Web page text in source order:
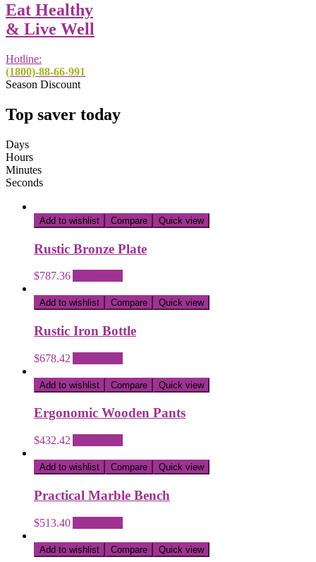
Eat Healthy
& Live Well
Hotline:
(1800)-88-66-991
Season Discount
Top saver today
Days
Hours
Minutes
Seconds
Add to wishlist Compare Quick view
Rustic Bronze Plate
$787.36
Add to wishlist Compare Quick view
Rustic Iron Bottle
$678.42
Add to wishlist Compare Quick view
Ergonomic Wooden Pants
$432.42
Add to wishlist Compare Quick view
Practical Marble Bench
$513.40
Add to wishlist Compare Quick view